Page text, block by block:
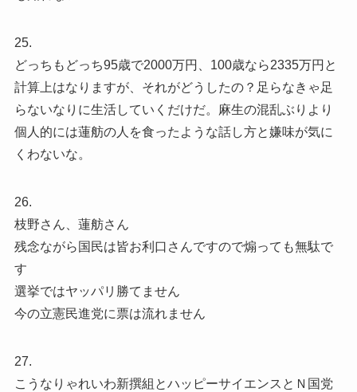
25.
どっちもどっち95歳で2000万円、100歳なら2335万円と
計算上はなりますが、それがどうしたの？足らなきゃ足
らないなりに生活していくだけだ。麻生の混乱ぶりより
個人的には蓮舫の人を食ったような話し方と嫌味が気に
くわないな。
26.
枝野さん、蓮舫さん
残念ながら国民は皆お利口さんですので煽っても無駄で
す
選挙ではヤッパリ勝てません
今の立憲民進党に票は流れません
27.
こうなりゃれいわ新撰組とハッピーサイエンスとＮ国党